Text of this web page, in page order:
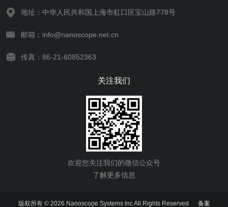
地址：中华人民共和国上海市虹口区宝山路778号
邮箱：info@nanoscope.net.cn
传真：86-21-60852363
关注我们
欢迎您关注我们的微信公众号
了解更多信息
版权所有 © 2026 Nanoscope Systems lnc All Rights Reserved 备案